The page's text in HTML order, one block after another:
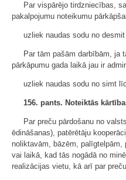
Par vispārējo tirdzniecības,
pakalpojumu noteikumu
uzliek naudas sodu no
Par tām pašām darbībām, ja
pārkāpumu gada laikā jau ir
uzliek naudas sodu no simt
156. pants. Noteiktās
Par preču pārdošanu no
ēdināšanas), patērētāju
noliktavām, bāzēm, palīgtelpām,
vai laikā, kad tās nogādā no
realizācijas vietu, kā arī par